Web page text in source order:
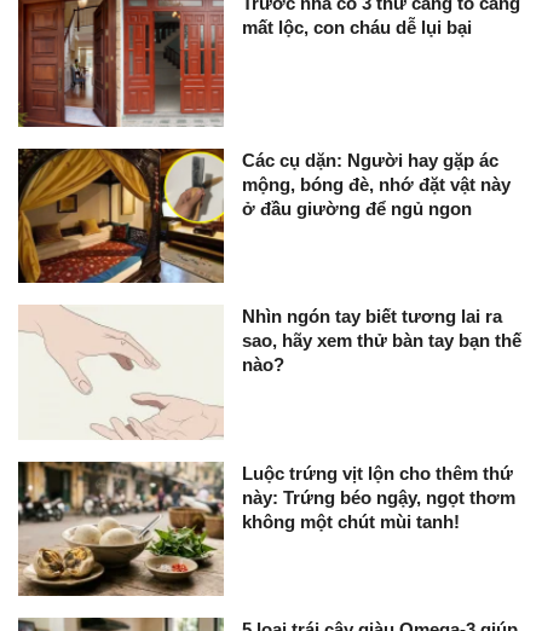
mất lộc, con cháu dễ lụi bại
Các cụ dặn: Người hay gặp ác
mộng, bóng đè, nhớ đặt vật này
ở đầu giường để ngủ ngon
Nhìn ngón tay biết tương lai ra
sao, hãy xem thử bàn tay bạn thế
nào?
Luộc trứng vịt lộn cho thêm thứ
này: Trứng béo ngậy, ngọt thơm
không một chút mùi tanh!